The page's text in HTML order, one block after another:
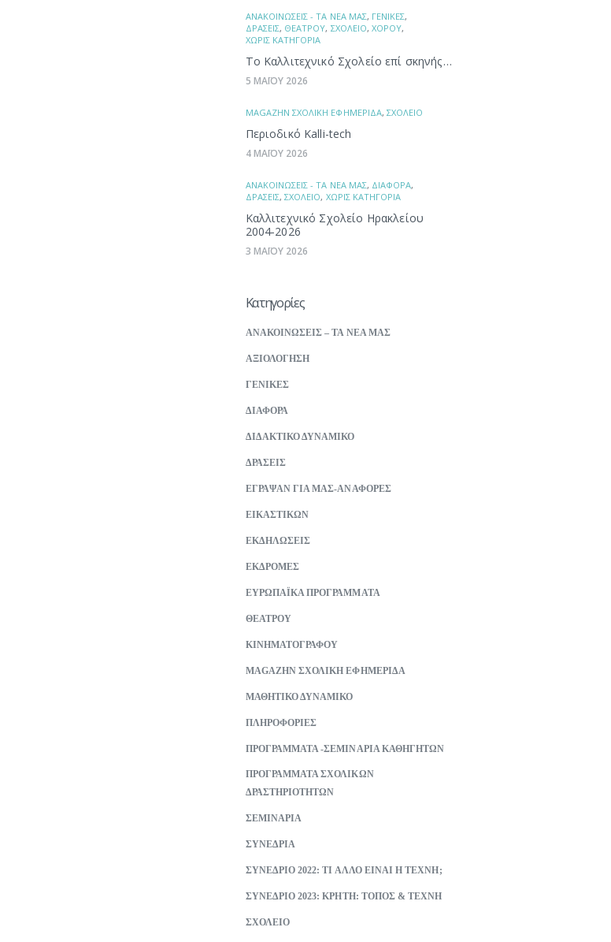
ΑΝΑΚΟΙΝΩΣΕΙΣ - ΤΑ ΝΕΑ ΜΑΣ, ΓΕΝΙΚΕΣ,
ΔΡΑΣΕΙΣ, ΘΕΑΤΡΟΥ, ΣΧΟΛΕΙΟ,ΧΟΡΟΥ,
ΧΩΡΙΣ ΚΑΤΗΓΟΡΙΑ
Το Καλλιτεχνικό Σχολείο επί σκηνής…
5 ΜΑΪΟΥ 2026
ΜAGAZHN ΣΧΟΛΙΚΗ ΕΦΗΜΕΡΙΔΑ,ΣΧΟΛΕΙΟ
Περιοδικό Kalli-tech
4 ΜΑΪΟΥ 2026
ΑΝΑΚΟΙΝΩΣΕΙΣ - ΤΑ ΝΕΑ ΜΑΣ, ΔΙΑΦΟΡΑ,
ΔΡΑΣΕΙΣ,ΣΧΟΛΕΙΟ, ΧΩΡΙΣ ΚΑΤΗΓΟΡΙΑ
Καλλιτεχνικό Σχολείο Ηρακλείου
2004-2026
3 ΜΑΪΟΥ 2026
Κατηγορίες
ΑΝΑΚΟΙΝΩΣΕΙΣ – ΤΑ ΝΕΑ ΜΑΣ
ΑΞΙΟΛΟΓΗΣΗ
ΓΕΝΙΚΕΣ
ΔΙΑΦΟΡΑ
ΔΙΔΑΚΤΙΚΟ ΔΥΝΑΜΙΚΟ
ΔΡΑΣΕΙΣ
ΕΓΡΑΨΑΝ ΓΙΑ ΜΑΣ-ΑΝΑΦΟΡΕΣ
ΕΙΚΑΣΤΙΚΩΝ
ΕΚΔΗΛΩΣΕΙΣ
ΕΚΔΡΟΜΕΣ
ΕΥΡΩΠΑΪΚΑ ΠΡΟΓΡΑΜΜΑΤΑ
ΘΕΑΤΡΟΥ
ΚΙΝΗΜΑΤΟΓΡΑΦΟΥ
ΜAGAZHN ΣΧΟΛΙΚΗ ΕΦΗΜΕΡΙΔΑ
ΜΑΘΗΤΙΚΟ ΔΥΝΑΜΙΚΟ
ΠΛΗΡΟΦΟΡΙΕΣ
ΠΡΟΓΡΑΜΜΑΤΑ -ΣΕΜΙΝΑΡΙΑ ΚΑΘΗΓΗΤΩΝ
ΠΡΟΓΡΑΜΜΑΤΑ ΣΧΟΛΙΚΩΝ
ΔΡΑΣΤΗΡΙΟΤΗΤΩΝ
ΣΕΜΙΝΑΡΙΑ
ΣΥΝΕΔΡΙΑ
ΣΥΝΕΔΡΙΟ 2022: ΤΙ ΑΛΛΟ ΕΙΝΑΙ Η ΤΕΧΝΗ;
ΣΥΝΕΔΡΙΟ 2023: ΚΡΗΤΗ: ΤΟΠΟΣ & ΤΕΧΝΗ
ΣΧΟΛΕΙΟ